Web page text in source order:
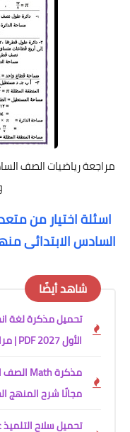
مراجعة رياضيات الصف
اسئلة اختيار من
السادس الابتدائى
شاهد أيضًا
تحميل مذكرة لغة
الأول 2027 PDF | مراجعات وتدريبات المنهج الجديد
مجانًا شرح المنهج